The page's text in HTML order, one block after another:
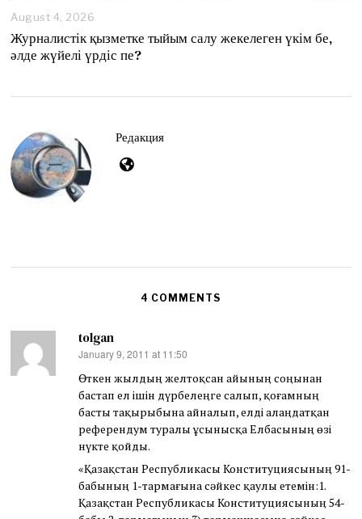
August 4, 2026
g
u
Журналистік қызметке тыйым салу жекелеген үкім бе,
әлде жүйелі үрдіс пе?
Редакция
4 COMMENTS
tolgan
says:
January 9, 2011 at 11:50
Өткен жылдың желтоқсан айының соңынан
бастап ел ішін дүрбелеңге салып, қоғамның
басты тақырыбына айналып, елді алаңдатқан
референдум туралы ұсынысқа Елбасының өзі
нүкте қойды.
«Қазақстан Республикасы Конституциясының 91-
бабының 1-тармағына сәйкес қаулы етемін:1.
Қазақстан Республикасы Конституциясының 54-